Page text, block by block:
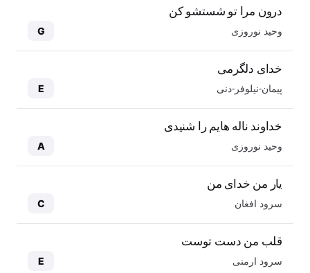
درون مرا تو شستشو کن
وحید نوروزی G
خدای دلگرمی
پیمان-نیلوفر-دنی E
خداوند ناله هایم را شنیدی
وحید نوروزی A
یار من خدای من
سرود افغان C
قلب من دست توست
سرود ارمنی E